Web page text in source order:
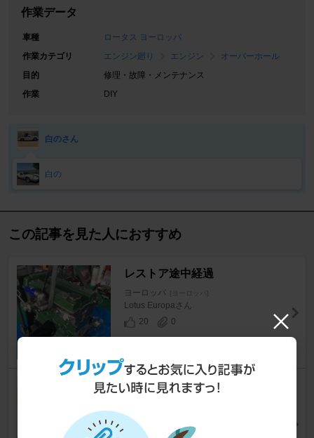
作業データ
車種
ロータス ヨーロッパ
作業カテゴリ
エンジン廻り エンジン
オーバーホール
目的
修理・故障・メンテナンス
作業
DIY
白のさん
白の
この記事を見た人におすすめ
レストア途中経過
ヨーロッパ [ヨーロッパ]
Lotus Europaさん
20
0
バルブのカーボン除去
hemonさん
12
0